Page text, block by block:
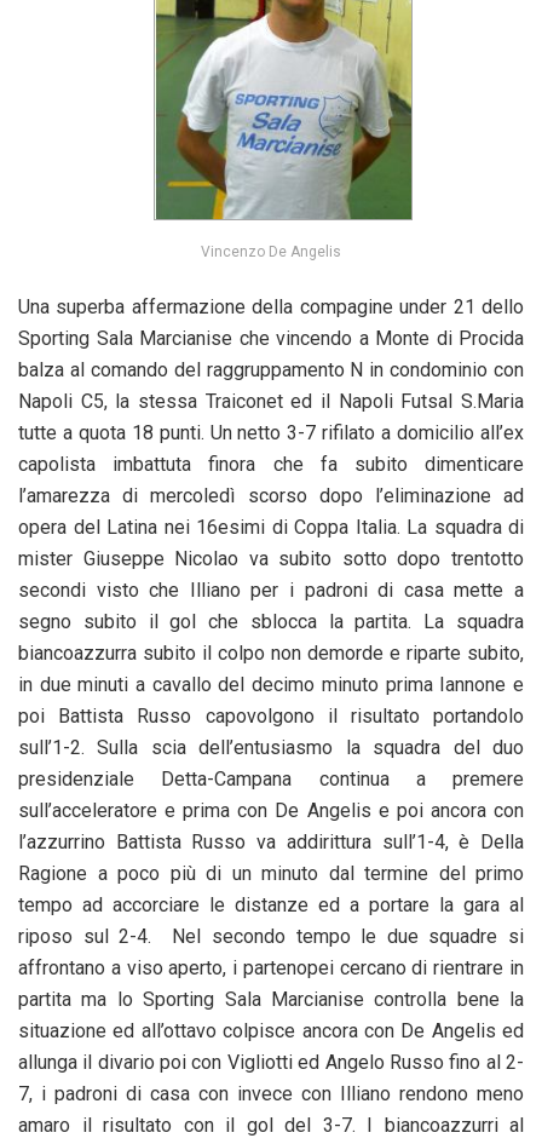
Vincenzo De Angelis
Una superba affermazione della compagine under 21 dello
Sporting Sala Marcianise che vincendo a Monte di Procida
balza al comando del raggruppamento N in condominio con
Napoli C5, la stessa Traiconet ed il Napoli Futsal S.Maria
tutte a quota 18 punti. Un netto 3-7 rifilato a domicilio all’ex
capolista imbattuta finora che fa subito dimenticare
l’amarezza di mercoledì scorso dopo l’eliminazione ad
opera del Latina nei 16esimi di Coppa Italia. La squadra di
mister Giuseppe Nicolao va subito sotto dopo trentotto
secondi visto che Illiano per i padroni di casa mette a
segno subito il gol che sblocca la partita. La squadra
biancoazzurra subito il colpo non demorde e riparte subito,
in due minuti a cavallo del decimo minuto prima Iannone e
poi Battista Russo capovolgono il risultato portandolo
sull’1-2. Sulla scia dell’entusiasmo la squadra del duo
presidenziale Detta-Campana continua a premere
sull’acceleratore e prima con De Angelis e poi ancora con
l’azzurrino Battista Russo va addirittura sull’1-4, è Della
Ragione a poco più di un minuto dal termine del primo
tempo ad accorciare le distanze ed a portare la gara al
riposo sul 2-4. Nel secondo tempo le due squadre si
affrontano a viso aperto, i partenopei cercano di rientrare in
partita ma lo Sporting Sala Marcianise controlla bene la
situazione ed all’ottavo colpisce ancora con De Angelis ed
allunga il divario poi con Vigliotti ed Angelo Russo fino al 2-
7, i padroni di casa con invece con Illiano rendono meno
amaro il risultato con il gol del 3-7. I biancoazzurri al